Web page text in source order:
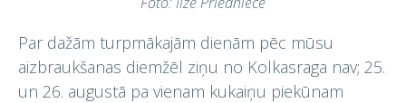
Par dažām turpmākajām dienām pēc mūsu
aizbraukšanas diemžēl ziņu no Kolkasraga nav; 25.
un 26. augustā pa vienam kukaiņu piekūnam